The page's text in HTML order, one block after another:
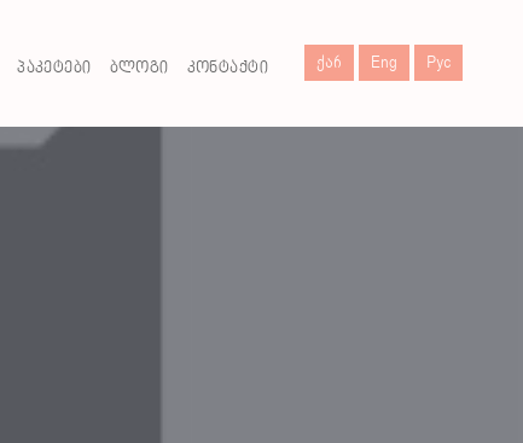
Ქარ Eng Рус
ᲞᲐᲙᲔᲢᲔᲑᲘ ᲑᲚᲝᲒᲘ ᲙᲝᲜᲢᲐᲥᲢᲘ